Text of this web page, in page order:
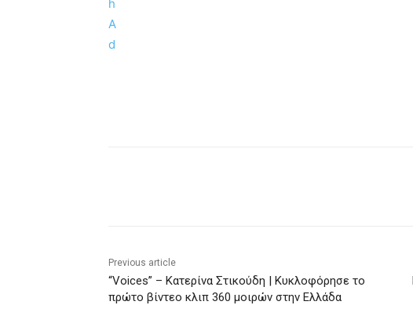
Previous article
“Voices” – Κατερίνα Στικούδη | Κυκλοφόρησε το
πρώτο βίντεο κλιπ 360 μοιρών στην Ελλάδα